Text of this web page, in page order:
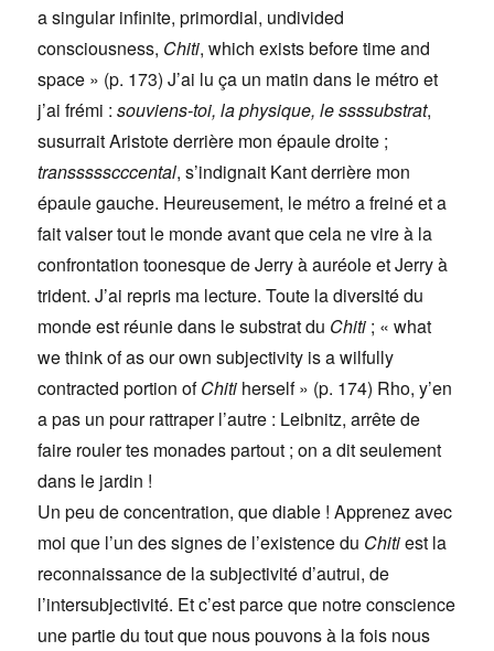
a singular infinite, primordial, undivided
consciousness, Chiti, which exists before time and
space » (p. 173) J’ai lu ça un matin dans le métro et
j’ai frémi :souviens-toi, la physique, le ssssubstrat,
susurrait Aristote derrière mon épaule droite ;
transsssscccental, s’indignait Kant derrière mon
épaule gauche. Heureusement, le métro a freiné et a
fait valser tout le monde avant que cela ne vire à la
confrontation toonesque de Jerry à auréole et Jerry à
trident. J’ai repris ma lecture. Toute la diversité du
monde est réunie dans le substrat du Chiti ; « what
we think of as our own subjectivity is a wilfully
contracted portion ofChiti herself » (p. 174) Rho, y’en
a pas un pour rattraper l’autre : Leibnitz, arrête de
faire rouler tes monades partout ; on a dit seulement
dans le jardin !
Un peu de concentration, que diable ! Apprenez avec
moi que l’un des signes de l’existence du Chitiest la
reconnaissance de la subjectivité d’autrui, de
l’intersubjectivité. Et c’est parce que notre conscience
une partie du tout que nous pouvons à la fois nous